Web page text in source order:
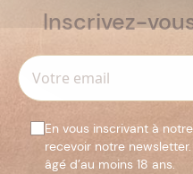
Inscrivez-
En vous inscrivant à
recevoir notre
âgé d’au moins 18 ans.